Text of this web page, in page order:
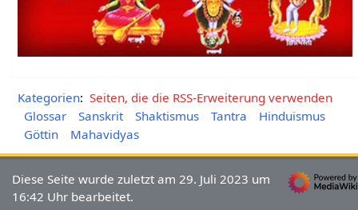
Kategorien: Seiten, die die RSS-Erweiterung verwenden
Glossar
Sanskrit Shaktismus Tantra
Hinduismus
Göttin
Mahavidyas
Diese Seite wurde zuletzt am 29. Juli 2023 um
16:42 Uhr bearbeitet.